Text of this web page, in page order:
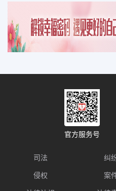
官方服务号
司法 纠
侵权 案